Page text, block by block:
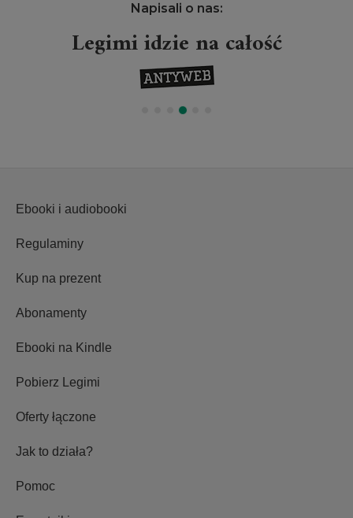
Napisali o nas:
Legimi idzie na całość
Ebooki i audiobooki
Regulaminy
Kup na prezent
Abonamenty
Ebooki na Kindle
Pobierz Legimi
Oferty łączone
Jak to działa?
Pomoc